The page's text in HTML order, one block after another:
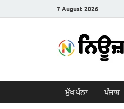
7 August 2026
ਮੁੱਖ ਪੰਨਾ ਪੰਜਾਬ